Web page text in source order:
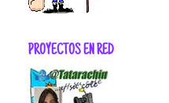
PROYECTOS EN RED